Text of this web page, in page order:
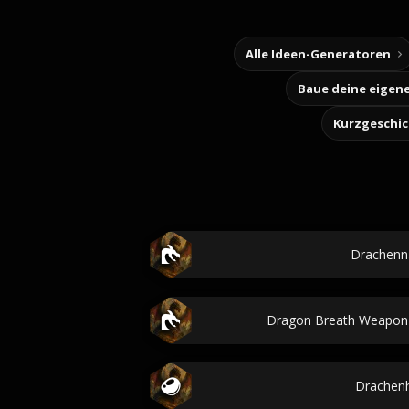
Alle Ideen-Generatoren
Dragon Breath